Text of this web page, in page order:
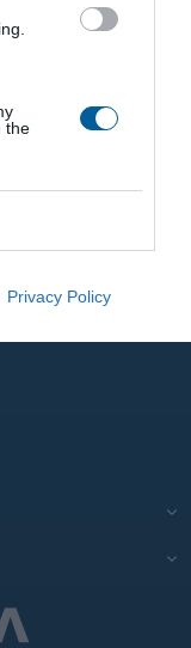
the
Privacy Policy
inżynieryjna na